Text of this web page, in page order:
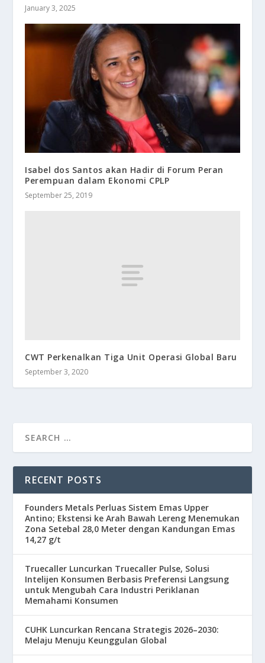
January 3, 2025
Isabel dos Santos akan Hadir di Forum Peran
Perempuan dalam Ekonomi CPLP
September 25, 2019
CWT Perkenalkan Tiga Unit Operasi Global Baru
September 3, 2020
RECENT POSTS
Founders Metals Perluas Sistem Emas Upper
Antino; Ekstensi ke Arah Bawah Lereng Menemukan
Zona Setebal 28,0 Meter dengan Kandungan Emas
14,27 g/t
Truecaller Luncurkan Truecaller Pulse, Solusi
Intelijen Konsumen Berbasis Preferensi Langsung
untuk Mengubah Cara Industri Periklanan
Memahami Konsumen
CUHK Luncurkan Rencana Strategis 2026–2030:
Melaju Menuju Keunggulan Global